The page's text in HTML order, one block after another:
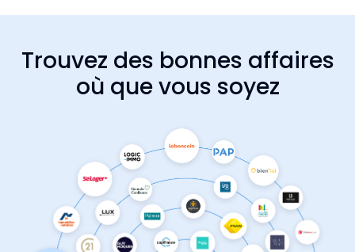
Trouvez des bonnes affaires
où que vous soyez